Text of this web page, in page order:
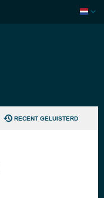
RECENT GELUISTERD